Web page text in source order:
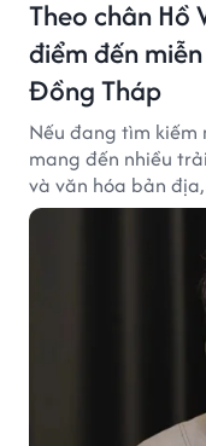
Theo chân Hồ
điểm đến
Đồng Tháp
Nếu đang tìm
mang đến nhiều
và văn hóa bản
chắc chắn là lựa